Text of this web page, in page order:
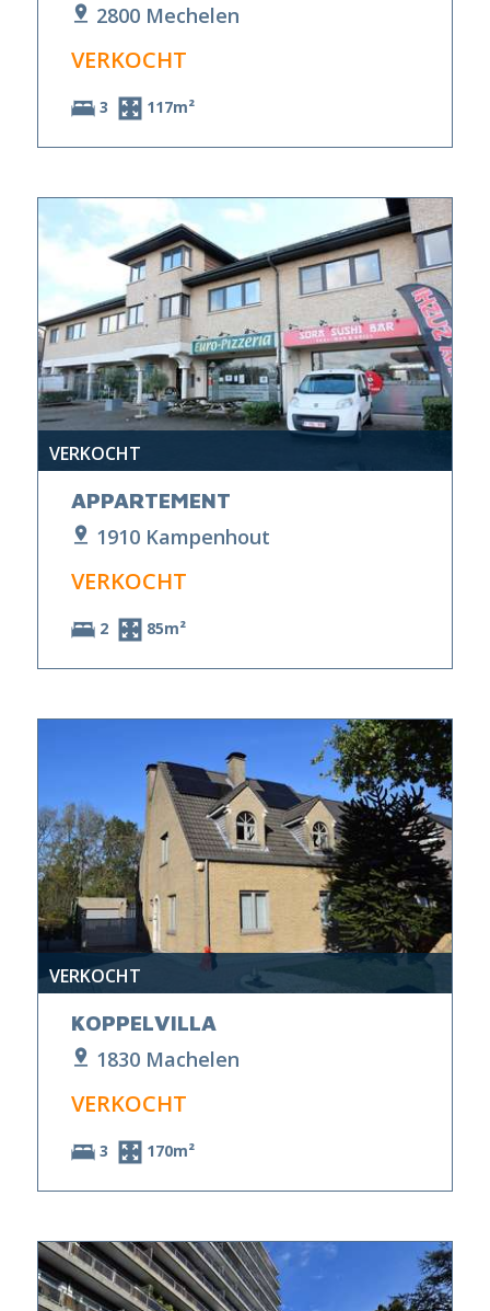
2800 Mechelen
VERKOCHT
3 117m²
VERKOCHT
APPARTEMENT
1910 Kampenhout
VERKOCHT
2 85m²
VERKOCHT
KOPPELVILLA
1830 Machelen
VERKOCHT
3 170m²